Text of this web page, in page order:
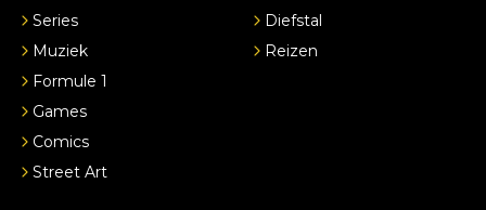
Series
Muziek
Formule 1
Games
Comics
Street Art
Diefstal
Reizen